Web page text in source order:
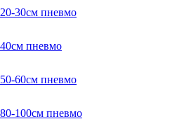
30см пневмо
пневмо
60см пневмо
100см пневмо